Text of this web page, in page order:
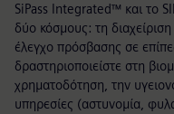
SiPass Integrated™ και το
δύο κόσμους: τη
έλεγχο πρόσβασης σε
δραστηριοποιείστε στη
χρηματοδότηση, την
υπηρεσίες (αστυνομία,